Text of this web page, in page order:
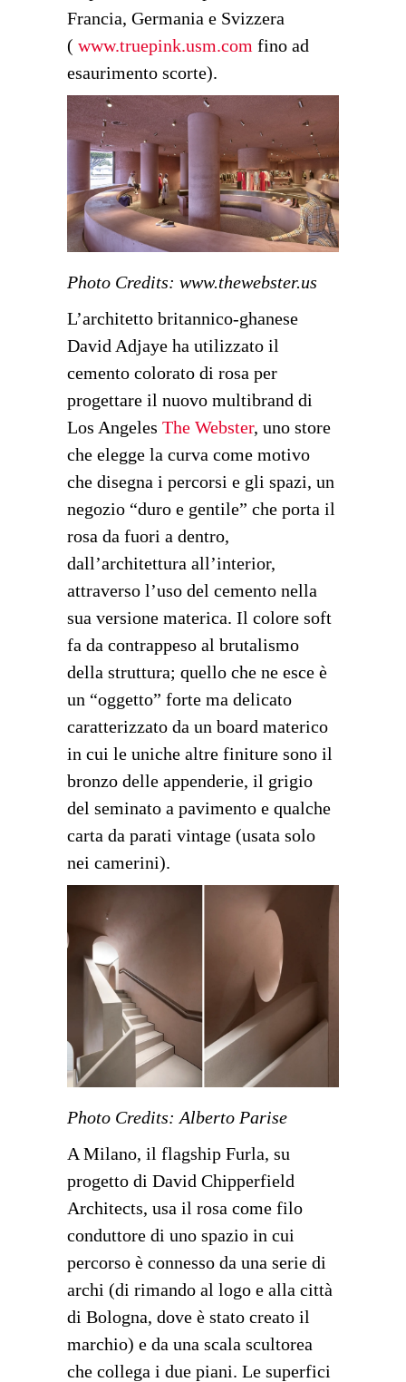
Francia, Germania e Svizzera
( www.truepink.usm.com fino ad
esaurimento scorte).
Photo Credits: www.thewebster.us
L’architetto britannico-ghanese
David Adjaye ha utilizzato il
cemento colorato di rosa per
progettare il nuovo multibrand di
Los Angeles The Webster, uno store
che elegge la curva come motivo
che disegna i percorsi e gli spazi, un
negozio “duro e gentile” che porta il
rosa da fuori a dentro,
dall’architettura all’interior,
attraverso l’uso del cemento nella
sua versione materica. Il colore soft
fa da contrappeso al brutalismo
della struttura; quello che ne esce è
un “oggetto” forte ma delicato
caratterizzato da un board materico
in cui le uniche altre finiture sono il
bronzo delle appenderie, il grigio
del seminato a pavimento e qualche
carta da parati vintage (usata solo
nei camerini).
Photo Credits: Alberto Parise
A Milano, il flagship Furla, su
progetto di David Chipperfield
Architects, usa il rosa come filo
conduttore di uno spazio in cui
percorso è connesso da una serie di
archi (di rimando al logo e alla città
di Bologna, dove è stato creato il
marchio) e da una scala scultorea
che collega i due piani. Le superfici